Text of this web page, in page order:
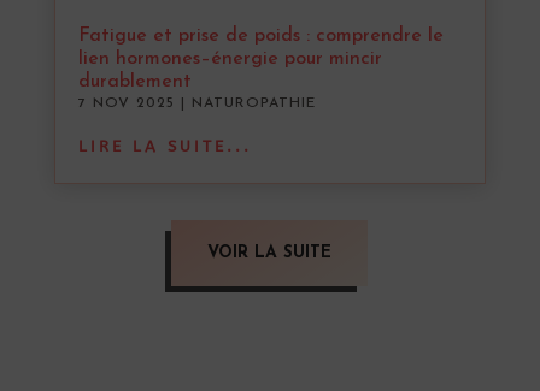
Fatigue et prise de poids : comprendre le
lien hormones–énergie pour mincir
durablement
7 NOV 2025 NATUROPATHIE
LIRE LA SUITE...
VOIR LA SUITE